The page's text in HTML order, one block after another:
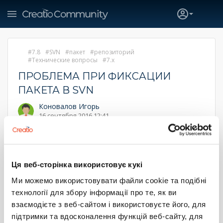
Ця веб-сторінка використовує кукі
Ми можемо використовувати файли cookie та подібні
технології для збору інформації про те, як ви
взаємодієте з веб-сайтом і використовуєте його, для
підтримки та вдосконалення функцій веб-сайту, для
7.8 SVN пакет
репозиторий
Технические вопросы
7.x
ПРОБЛЕМА ПРИ ФИКСАЦИИ
ПАКЕТА В SVN
Коновалов Игорь
16 сентября 2016 12:41
Добрый день.
при работе с хранилищем. Необходима синхронизация с
После обновления пакета из репозитория и повторной
фиксации ошибка повторяетя.
До сегодняшнего дня пакет фиксировал нормально.